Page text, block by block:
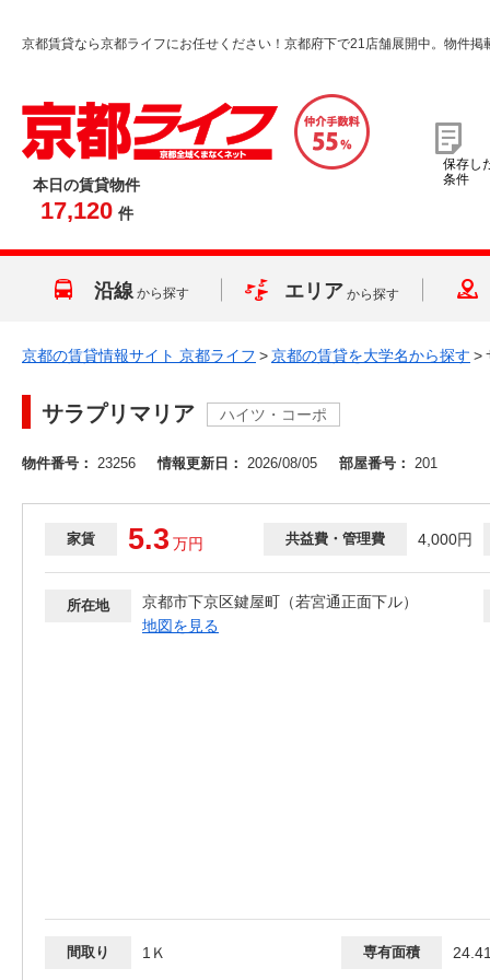
京都賃貸なら京都ライフにお任せください！京都府下で21店舗展開中。物件掲
本日の賃貸物件
17,120 件
保存し
条件
沿線 から探す エリア から探す
京都の賃貸情報サイト 京都ライフ >京都の賃貸を大学名から探す >
サラプリマリア ハイツ・コーポ
物件番号： 23256 情報更新日： 2026/08/05 部屋番号： 201
家賃 5.3 万円 共益費・管理費 4,000円
所在地
京都市下京区鍵屋町（若宮通正面下ル）
地図を見る
間取り 1Ｋ 専有面積